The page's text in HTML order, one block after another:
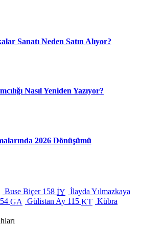
Sanatı Neden Satın Alıyor?
Nasıl Yeniden Yazıyor?
2026 Dönüşümü
Buse Biçer 158 İY İlayda Yılmazkaya
GA Gülistan Ay 115 KT Kübra